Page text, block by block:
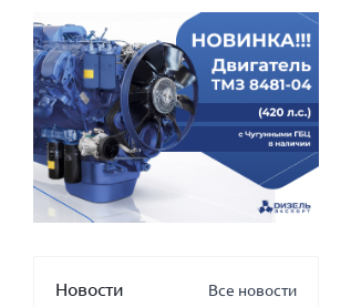
Новости Все новости